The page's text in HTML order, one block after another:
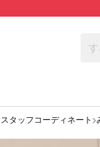
スタッフコーディネート